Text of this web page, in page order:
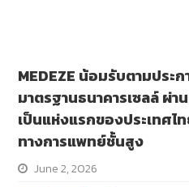
MEDEZE น้อมรับตามประ
มาตรฐานธนาคารเซลล์ ผ่า
เป็นแห่งแรกของประเทศไ
ทางการแพทย์ชั้นสูง
June 2, 2026